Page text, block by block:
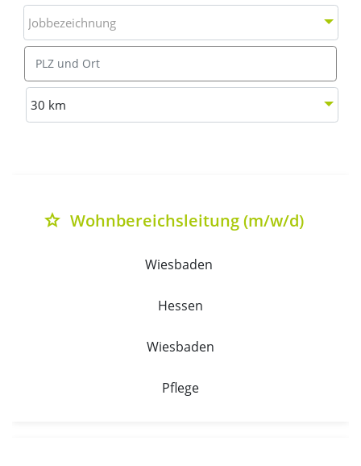
Jobbezeichnung
Jobbezeichnung
Ort
Entfernung wählen
30 km
grade Wohnbereichsleitung (m/w/d)
Wiesbaden
Hessen
Wiesbaden
Pflege